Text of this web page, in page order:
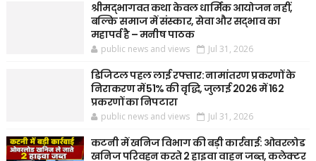
श्रीमद्भागवत कथा केवल धार्मिक आयोजन नहीं,
बल्कि समाज में संस्कार, सेवा और सद्भाव का
महापर्व है – मनीष पाठक
public news and views Jul 31, 2026
डिजिटल पहल लाई रफ्तार: नामांतरण प्रकरणों के
निराकरण में 51% की वृद्धि, जुलाई 2026 में 162
प्रकरणों का निपटारा
public news and views Jul 31, 2026
कटनी में खनिज विभाग की बड़ी कार्रवाई: ओवरलोड
खनिज परिवहन करते 2 हाइवा वाहन जब्त, कलेक्टर